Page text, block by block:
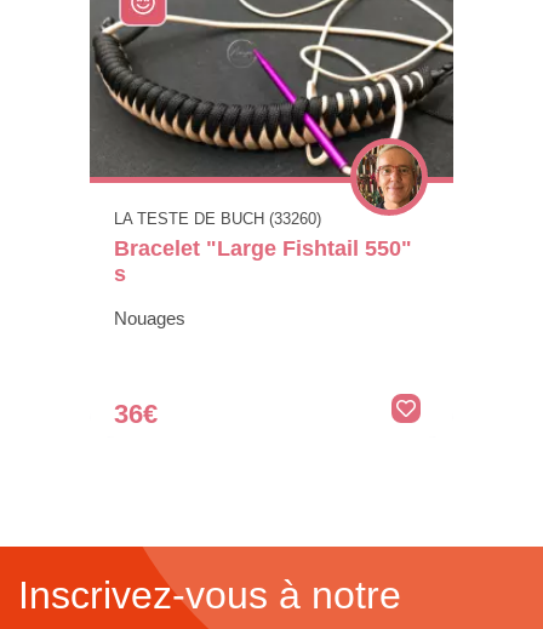
LA TESTE DE BUCH (33260)
Bracelet "Large Fishtail 550"
s
Nouages
36€
Inscrivez-vous à notre